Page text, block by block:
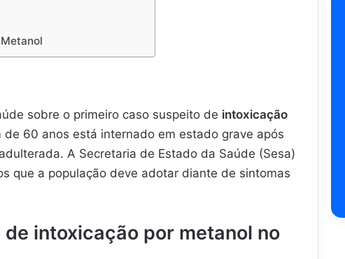
sobre o primeiro caso suspeito de intoxicação
de 60 anos está internado em estado grave após
A Secretaria de Estado da Saúde (Sesa)
que a população deve adotar diante de sintomas
intoxicação por metanol no